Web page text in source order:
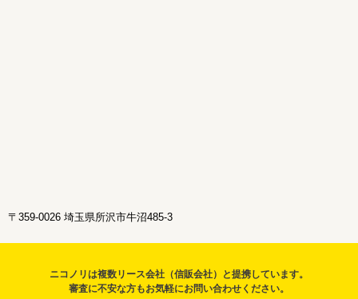
〒359-0026 埼玉県所沢市牛沼485-3
ニコノリは複数リース会社（信販会社）と提携しています。
審査に不安な方もお気軽にお問い合わせください。